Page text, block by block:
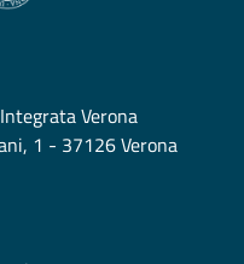
Verona
1 - 37126 Verona